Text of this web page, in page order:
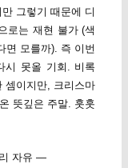
그렇기 때문에 디
로는 재현 불가 (색
면 모를까). 즉 이번
시 못올 기회. 비록
셈이지만, 크리스마
뜻깊은 주말. 훗훗
자유 —